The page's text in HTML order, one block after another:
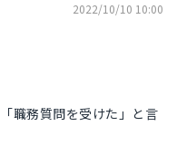
2022/10/10 10:00
職務質問を受けた」と言